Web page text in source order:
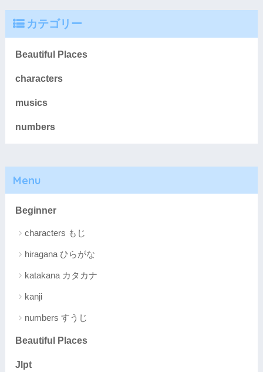
カテゴリー
Beautiful Places
characters
musics
numbers
Menu
Beginner
characters もじ
hiragana ひらがな
katakana カタカナ
kanji
numbers すうじ
Beautiful Places
Jlpt